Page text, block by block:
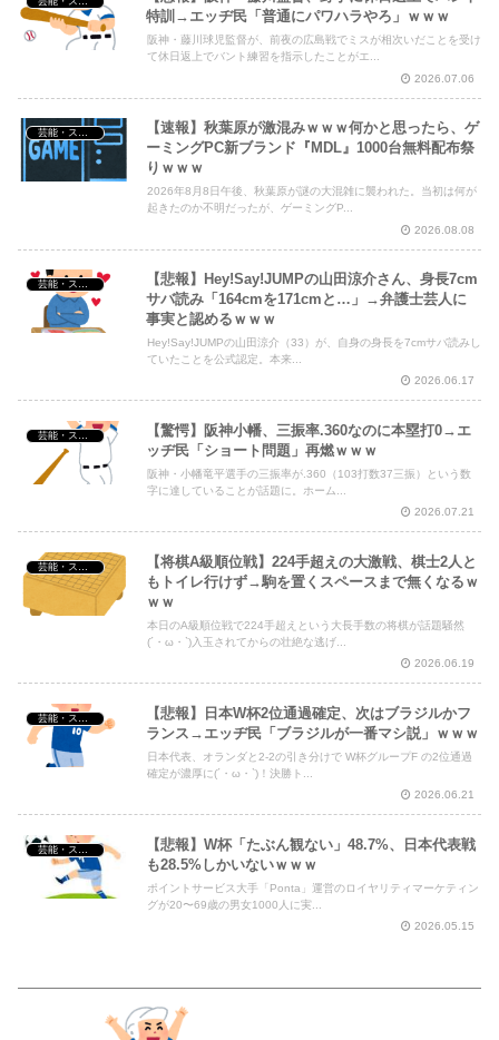
特訓→エッヂ民「普通にパワハラやろ」ｗｗｗ
阪神・藤川球児監督が、前夜の広島戦でミスが相次いだことを受け
て休日返上でバント練習を指示したことがエ...
2026.07.06
芸能・スポーツ・Youtuber
【速報】秋葉原が激混みｗｗｗ何かと思ったら、ゲ
ーミングPC新ブランド『MDL』1000台無料配布祭
りｗｗｗ
2026年8月8日午後、秋葉原が謎の大混雑に襲われた。当初は何が
起きたのか不明だったが、ゲーミングP...
2026.08.08
芸能・スポーツ・Youtuber
【悲報】Hey!Say!JUMPの山田涼介さん、身長7cm
サバ読み「164cmを171cmと…」→弁護士芸人に
事実と認めるｗｗｗ
Hey!Say!JUMPの山田涼介（33）が、自身の身長を7cmサバ読みし
ていたことを公式認定。本来...
2026.06.17
芸能・スポーツ・Youtuber
【驚愕】阪神小幡、三振率.360なのに本塁打0→エ
ッヂ民「ショート問題」再燃ｗｗｗ
阪神・小幡竜平選手の三振率が.360（103打数37三振）という数
字に達していることが話題に。ホーム...
2026.07.21
芸能・スポーツ・Youtuber
【将棋A級順位戦】224手超えの大激戦、棋士2人と
もトイレ行けず→駒を置くスペースまで無くなるｗ
ｗｗ
本日のA級順位戦で224手超えという大長手数の将棋が話題騒然
(´・ω・`)入玉されてからの壮絶な逃げ...
2026.06.19
芸能・スポーツ・Youtuber
【悲報】日本W杯2位通過確定、次はブラジルかフ
ランス→エッヂ民「ブラジルが一番マシ説」ｗｗｗ
日本代表、オランダと2-2の引き分けで W杯グループF の2位通過
確定が濃厚に(´・ω・`)！決勝ト...
2026.06.21
芸能・スポーツ・Youtuber
【悲報】W杯「たぶん観ない」48.7%、日本代表戦
も28.5%しかいないｗｗｗ
ポイントサービス大手「Ponta」運営のロイヤリティマーケティン
グが20〜69歳の男女1000人に実...
2026.05.15